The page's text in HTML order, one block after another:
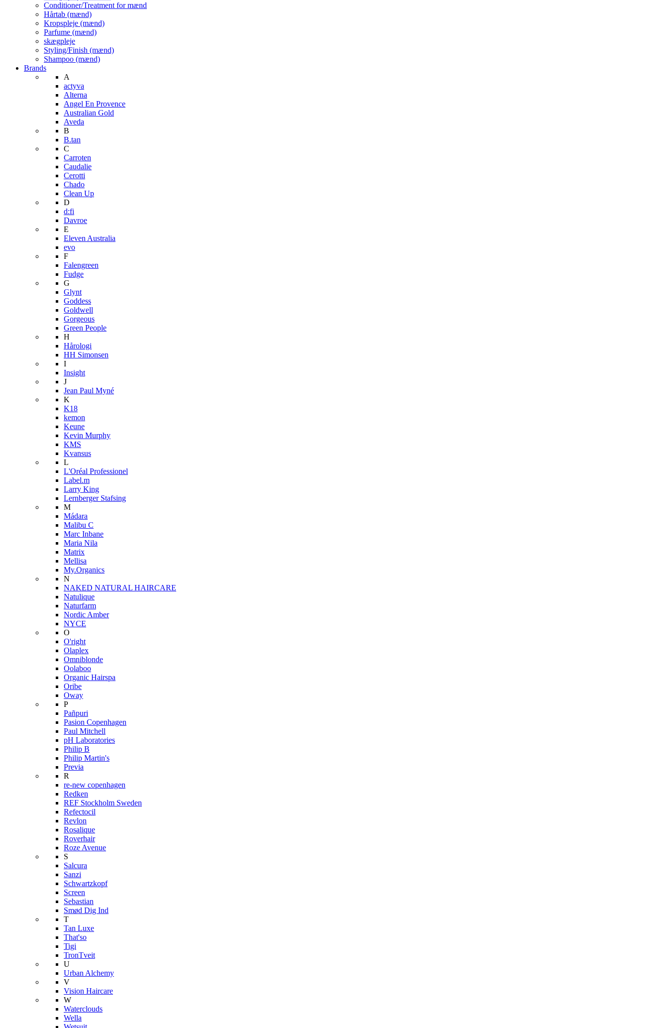
Conditioner/Treatment for mænd
Hårtab (mænd)
Kropspleje (mænd)
Parfume (mænd)
skægpleje
Styling/Finish (mænd)
Shampoo (mænd)
Brands
A
actyva
Alterna
Angel En Provence
Australian Gold
Aveda
B
B.tan
C
Carroten
Caudalie
Cerotti
Chado
Clean Up
D
d:fi
Davroe
E
Eleven Australia
evo
F
Falengreen
Fudge
G
Glynt
Goddess
Goldwell
Gorgeous
Green People
H
Hårologi
HH Simonsen
I
Insight
J
Jean Paul Myné
K
K18
kemon
Keune
Kevin Murphy
KMS
Kvansus
L
L'Oréal Professionel
Label.m
Larry King
Lernberger Stafsing
M
Mádara
Malibu C
Marc Inbane
Maria Nila
Matrix
Mellisa
My.Organics
N
NAKED NATURAL HAIRCARE
Natulique
Naturfarm
Nordic Amber
NYCE
O
O'right
Olaplex
Omniblonde
Oolaboo
Organic Hairspa
Oribe
Oway
P
Pañpuri
Pasion Copenhagen
Paul Mitchell
pH Laboratories
Philip B
Philip Martin's
Previa
R
re-new copenhagen
Redken
REF Stockholm Sweden
Refectocil
Revlon
Rosalique
Roverhair
Roze Avenue
S
Salcura
Sanzi
Schwartzkopf
Screen
Sebastian
Smød Dig Ind
T
Tan Luxe
That'so
Tigi
TronTveit
U
Urban Alchemy
V
Vision Haircare
W
Waterclouds
Wella